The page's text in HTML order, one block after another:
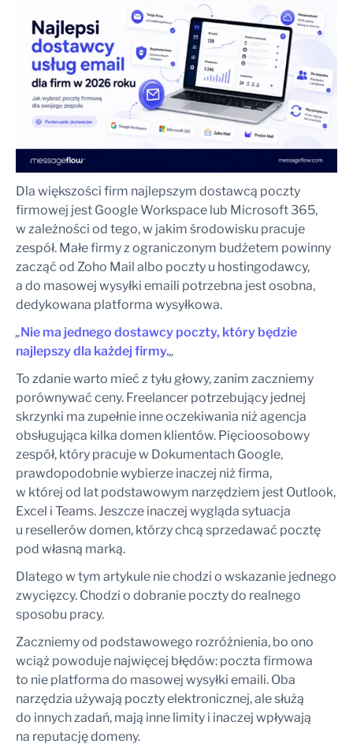
Dla większości firm najlepszym dostawcą poczty
firmowej jest Google Workspace lub Microsoft 365,
w zależności od tego, w jakim środowisku pracuje
zespół. Małe firmy z ograniczonym budżetem powinny
zacząć od Zoho Mail albo poczty u hostingodawcy,
a do masowej wysyłki emaili potrzebna jest osobna,
dedykowana platforma wysyłkowa.
„Nie ma jednego dostawcy poczty, który będzie
najlepszy dla każdej firmy.„
To zdanie warto mieć z tyłu głowy, zanim zaczniemy
porównywać ceny. Freelancer potrzebujący jednej
skrzynki ma zupełnie inne oczekiwania niż agencja
obsługująca kilka domen klientów. Pięcioosobowy
zespół, który pracuje w Dokumentach Google,
prawdopodobnie wybierze inaczej niż firma,
w której od lat podstawowym narzędziem jest Outlook,
Excel i Teams. Jeszcze inaczej wygląda sytuacja
u resellerów domen, którzy chcą sprzedawać pocztę
pod własną marką.
Dlatego w tym artykule nie chodzi o wskazanie jednego
zwycięzcy. Chodzi o dobranie poczty do realnego
sposobu pracy.
Zaczniemy od podstawowego rozróżnienia, bo ono
wciąż powoduje najwięcej błędów: poczta firmowa
to nie platforma do masowej wysyłki emaili. Oba
narzędzia używają poczty elektronicznej, ale służą
do innych zadań, mają inne limity i inaczej wpływają
na reputację domeny.